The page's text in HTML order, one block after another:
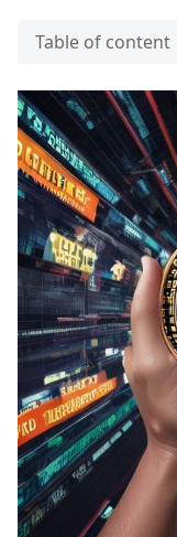
Table of content